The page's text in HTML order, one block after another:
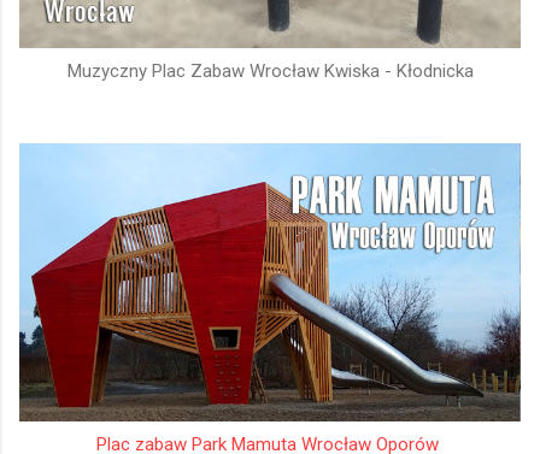
Muzyczny Plac Zabaw Wrocław Kwiska - Kłodnicka
Plac zabaw Park Mamuta Wrocław Oporów